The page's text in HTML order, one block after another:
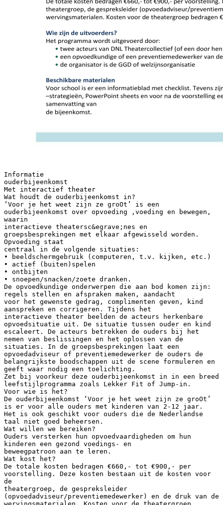
Informatie
ouderbijeenkomst
Met interactief theater
Wat houdt de ouderbijeenkomst in?
‘Voor je het weet zijn ze groOt’ is een
ouderbijeenkomst over opvoeding ,voeding en bewegen,
waarin
interactieve theatersc&egrave;nes en
groepsbesprekingen met elkaar afgewisseld worden.
Opvoeding staat
centraal in de volgende situaties:
• beeldschermgebruik (computeren, t.v. kijken, etc.)
• actief (buiten)spelen
• ontbijten
• snoepen/snacken/zoete dranken.
De opvoedkundige onderwerpen die aan bod komen zijn:
regels stellen en afspraken maken, aandacht
voor het gewenste gedrag, complimenten geven, kind
aanspreken en corrigeren. Tijdens het
interactieve theater beelden de acteurs herkenbare
opvoedsituatie uit. De situatie tussen ouder en kind
escaleert. De acteurs betrekken de ouders bij het
nemen van beslissingen en het oplossen van de
situaties. In de groepsbesprekingen laat een
opvoedadviseur of preventiemedewerker de ouders de
belangrijkste boodschappen uit de scene formuleren en
geeft waar nodig een toelichting.
Zet bij voorkeur deze ouderbijeenkomst in in een breed
leefstijlprogramma zoals Lekker Fit of Jump-in.
Voor wie is het?
De ouderbijeenkomst ‘Voor je het weet zijn ze groOt’
is er voor alle ouders met kinderen van 2-12 jaar.
Het is ook geschikt voor ouders die de Nederlandse
taal niet goed beheersen.
Wat willen we bereiken?
Ouders versterken hun opvoedvaardigheden om hun
kinderen een gezond voedings- en
beweegpatroon aan te leren.
Wat kost het?
De totale kosten bedragen €660,- tot €900,- per
voorstelling. Deze kosten bestaan uit de kosten voor
de
theatergroep, de gespreksleider
(opvoedadviseur/preventiemedewerker) en de druk van de